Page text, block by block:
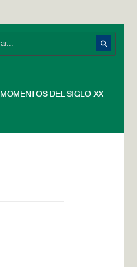
MOMENTOS DEL SIGLO XX